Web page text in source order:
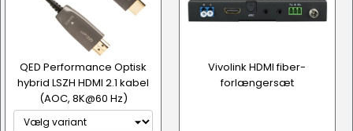
QED Performance Optisk
hybrid LSZH HDMI 2.1 kabel
(AOC, 8K@60 Hz)
Vivolink HDMI fiber-
forlængersæt